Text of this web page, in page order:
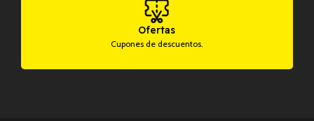
Ofertas
Cupones de descuentos.